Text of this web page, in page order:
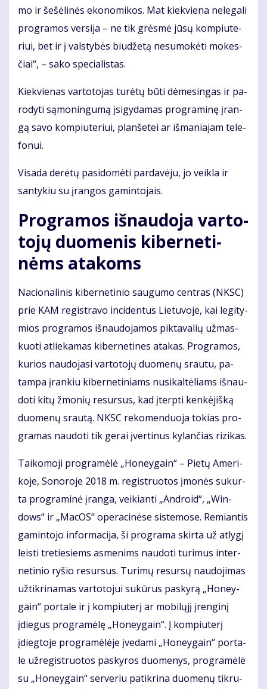
mo ir še­šė­li­nės eko­no­mi­kos. Mat kiek­vie­na ne­le­ga­li
pro­gra­mos ver­si­ja – ne tik grės­mė jū­sų kom­piu­te­
riui, bet ir į vals­ty­bės biu­dže­tą ne­su­mo­kė­ti mo­kes­
čiai“, – sa­ko spe­cia­lis­tas.
Kiek­vie­nas var­to­to­jas tu­rė­tų bū­ti dė­me­sin­gas ir pa­
ro­dy­ti są­mo­nin­gu­mą įsi­gy­da­mas pro­gra­mi­nę įran­
gą sa­vo kom­piu­te­riui, plan­še­tei ar iš­ma­nia­jam te­le­
fo­nui.
Vi­sa­da de­rė­tų pa­si­do­mė­ti par­da­vė­ju, jo veik­la ir
san­ty­kiu su įran­gos ga­min­to­jais.
Pro­gra­mos iš­nau­do­ja var­to­
to­jų duo­me­nis ki­ber­ne­ti­
nėms ata­koms
Na­cio­na­li­nis ki­ber­ne­ti­nio sau­gu­mo cen­tras (NKSC)
prie KAM re­gist­ra­vo in­ci­den­tus Lie­tu­vo­je, kai le­gi­ty­
mios pro­gra­mos iš­nau­do­ja­mos pik­ta­va­lių už­mas­
kuo­ti at­lie­ka­mas ki­ber­ne­ti­nes ata­kas. Pro­gra­mos,
ku­rios nau­do­ja­si var­to­to­jų duo­me­nų srau­tu, pa­
tam­pa įran­kiu ki­ber­ne­ti­niams nu­si­kal­tė­liams iš­nau­
do­ti ki­tų žmo­nių re­sur­sus, kad įterp­ti ken­kė­jiš­ką
duo­me­nų srau­tą. NKSC re­ko­men­duo­ja to­kias pro­
gra­mas nau­do­ti tik ge­rai įver­ti­nus ky­lan­čias ri­zi­kas.
Tai­ko­mo­ji pro­gra­mė­lė „Ho­ne­y­gain“ – Pie­tų Ame­ri­
ko­je, So­no­ro­je 2018 m. re­gist­ruo­tos įmo­nės su­kur­
ta pro­gra­mi­nė įran­ga, vei­kian­ti „An­droid“, „Win­
dows“ ir „Ma­cOS“ ope­ra­ci­nė­se sis­te­mo­se. Re­mian­tis
ga­min­to­jo in­for­ma­ci­ja, ši pro­gra­ma skir­ta už at­ly­gį
leis­ti tre­tie­siems as­me­nims nau­do­ti tu­ri­mus in­ter­
ne­ti­nio ry­šio re­sur­sus. Tu­ri­mų re­sur­sų nau­do­ji­mas
už­tik­ri­na­mas var­to­to­jui su­kū­rus pa­sky­rą „Ho­ne­y­
gain“ por­ta­le ir į kom­piu­te­rį ar mo­bi­lų­jį įren­gi­nį
įdie­gus pro­gra­mė­lę „Ho­ne­y­gain“. Į kom­piu­te­rį
įdieg­to­je pro­gra­mė­lė­je įve­da­mi „Ho­ne­y­gain“ por­ta­
le už­re­gist­ruo­tos pa­sky­ros duo­me­nys, pro­gra­mė­lė
su „Ho­ne­y­gain“ ser­ve­riu pa­tik­ri­na duo­me­nų tik­ru­